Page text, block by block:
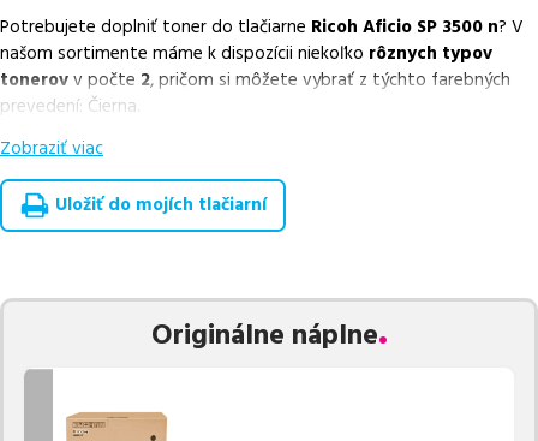
Potrebujete doplniť toner do tlačiarne Ricoh Aficio SP 3500 n? V
našom sortimente máme k dispozícii niekoľko rôznych typov
tonerovv počte 2, pričom si môžete vybrať z týchto farebných
prevedení: Čierna.
Z uvedeného množstva dostupných náplní
náplnev počte2ks.
Celá táto certifikovaná ponuka, spĺňajúca normy ISO 9001 a 14001,
Vieme, že pri nákupe zohráva dôležitú úlohu aj dostupnosť. Preto
pravidelne naskladňovať produkty, aby boli ihneď k
dispozícii na odoslanie.
Zobraziť viac
Uložiť do mojích tlačiarní
Originálne náplne